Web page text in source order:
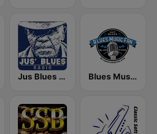
Jus Blues Radio Blues Music Fan Radio